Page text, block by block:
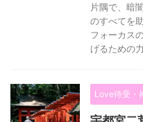
片隅で、暗
のすべてを
フォーカス
げるための
Love待受・